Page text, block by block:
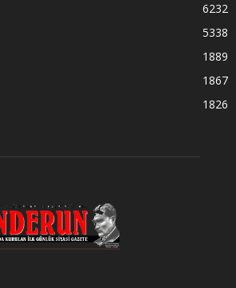
6232
5338
1889
1867
1826